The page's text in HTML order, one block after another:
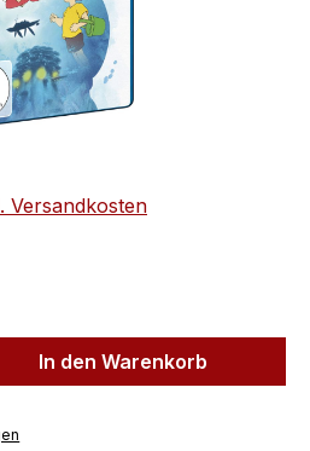
Versandkosten
Gib den
In den Warenkorb